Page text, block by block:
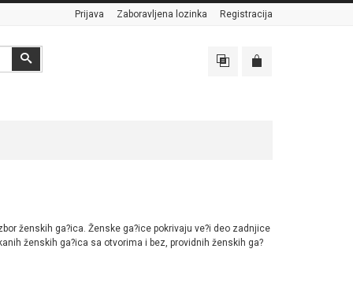
Prijava Zaboravljena lozinka Registracija
Search
ženskih ga?ica. Ženske ga?ice pokrivaju ve?i deo zadnjice
ženskih ga?ica sa otvorima i bez, providnih ženskih ga?